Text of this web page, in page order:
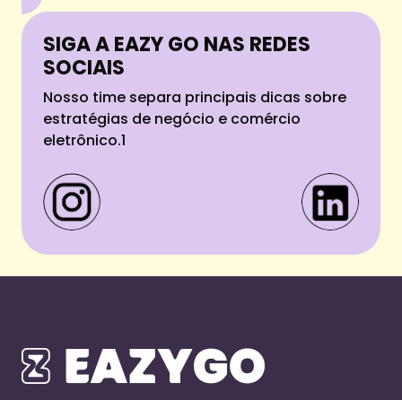
SIGA A EAZY GO NAS REDES
SOCIAIS
Nosso time separa principais dicas sobre
estratégias de negócio e comércio
eletrônico.1